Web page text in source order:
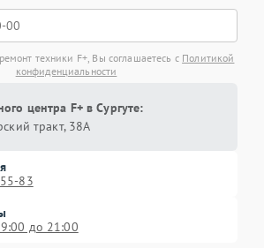
техники F+, Вы соглашаетесь с Политикой
конфиденциальности
центра F+ в Сургуте:
тракт, 38А
83
до 21:00